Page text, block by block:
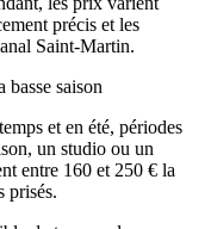
précis et les
Saint-Martin.
saison
et en été, périodes
un studio ou un
entre 160 et 250 € la
prisés.